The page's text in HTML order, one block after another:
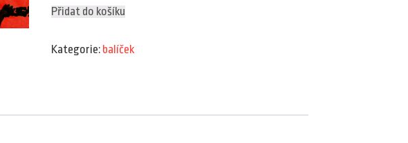
Přidat do košíku
Kategorie: balíček